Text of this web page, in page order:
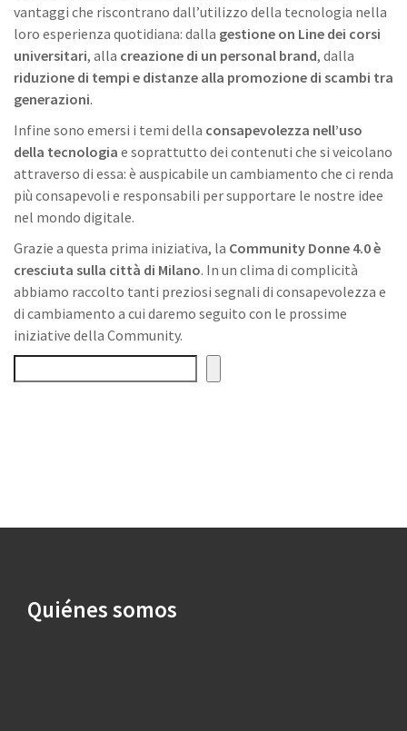
vantaggi che riscontrano dall’utilizzo della tecnologia nella
loro esperienza quotidiana: dalla gestione on Line dei corsi
universitari, alla creazione di un personal brand, dalla
riduzione di tempi e distanze alla promozione di scambi tra
generazioni.
Infine sono emersi i temi della consapevolezza nell’uso
della tecnologia e soprattutto dei contenuti che si veicolano
attraverso di essa: è auspicabile un cambiamento che ci renda
più consapevoli e responsabili per supportare le nostre idee
nel mondo digitale.
Grazie a questa prima iniziativa, la Community Donne 4.0 è
cresciuta sulla città di Milano. In un clima di complicità
abbiamo raccolto tanti preziosi segnali di consapevolezza e
di cambiamento a cui daremo seguito con le prossime
iniziative della Community.
Quiénes somos